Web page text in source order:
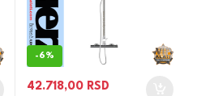
-6%
42.718,00 RSD